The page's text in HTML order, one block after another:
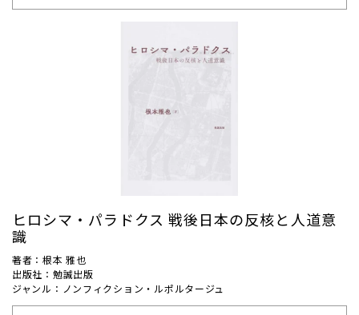
ヒロシマ・パラドクス 戦後日本の反核と人道意
識
著者：根本 雅也
出版社：勉誠出版
ジャンル：ノンフィクション・ルポルタージュ